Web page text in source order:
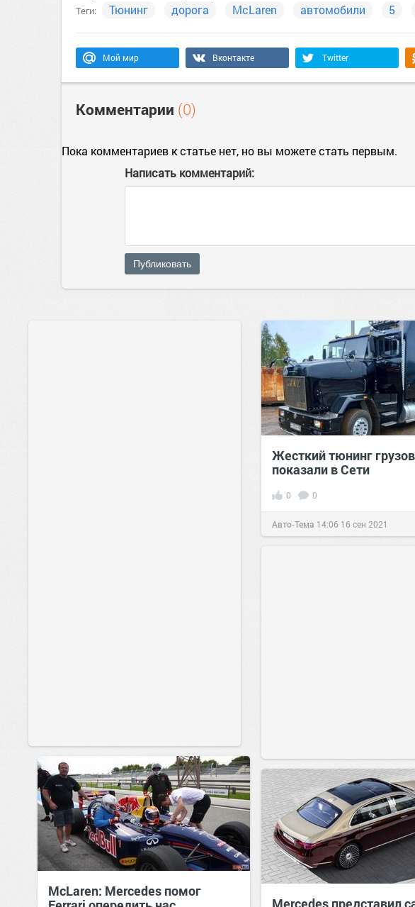
Теги: Тюнинг дорога McLaren автомобили 5
Мой мир Вконтакте Twitter
Комментарии (0)
Пока комментариев к статье нет, но вы можете стать первым.
Написать комментарий:
Публиковать
Жесткий тюнинг
показали в Сети
0 0
Авто-Тема 14:06 16 сен 2021
McLaren: Mercedes помог
Mercedes представил